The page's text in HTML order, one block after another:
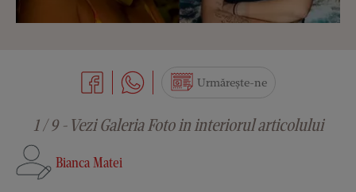
Bianca Matei
Urmărește-ne
1 / 9 - Vezi Galeria Foto in interiorul articolului